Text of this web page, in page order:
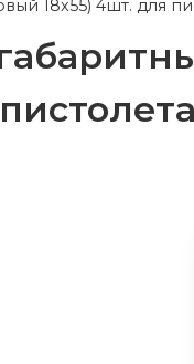
18х55) 4шт. для